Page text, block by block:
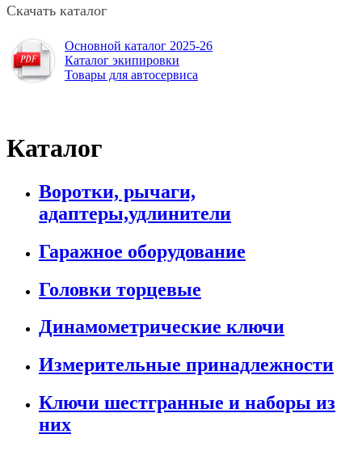
Скачать каталог
Основной каталог 2025-26
Каталог экипировки
Товары для автосервиса
Каталог
Воротки, рычаги,
адаптеры,удлинители
Гаражное оборудование
Головки торцевые
Динамометрические ключи
Измерительные принадлежности
Ключи шестгранные и наборы из
них